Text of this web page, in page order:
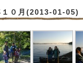
０月(2013-01-05)